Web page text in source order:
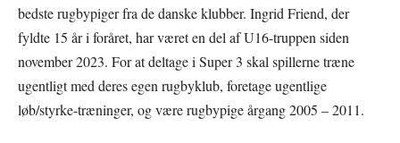
bedste rugbypiger fra de danske klubber. Ingrid Friend, der
fyldte 15 år i foråret, har været en del af U16-truppen siden
november 2023. For at deltage i Super 3 skal spillerne træne
ugentligt med deres egen rugbyklub, foretage ugentlige
løb/styrke-træninger, og være rugbypige årgang 2005 – 2011.